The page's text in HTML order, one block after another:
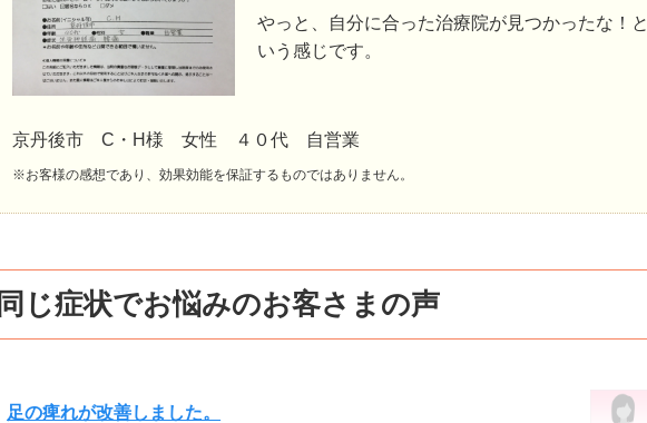
やっと、自分に合った治療院が見つかったな！と
いう感じです。
京丹後市 C・H様 女性 ４０代 自営業
※お客様の感想であり、効果効能を保証するものではありません。
同じ症状でお悩みのお客さまの声
足の痺れが改善しました。